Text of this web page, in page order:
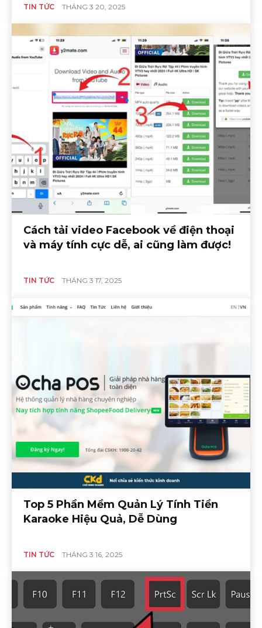
TIN TỨC THÁNG 3 20, 2025
Cách tải video Facebook về điện thoại
và máy tính cực dễ, ai cũng làm được!
TIN TỨC THÁNG 3 17, 2025
Top 5 Phần Mềm Quản Lý Tính Tiền
Karaoke Hiệu Quả, Dễ Dùng
TIN TỨC THÁNG 3 16, 2025